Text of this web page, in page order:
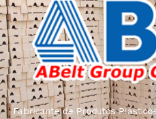
Fabricante de Produtos